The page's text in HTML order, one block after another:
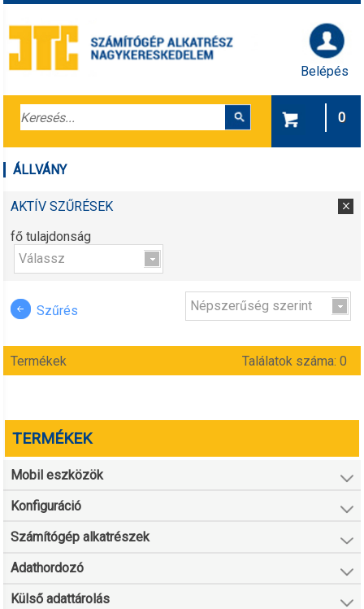
Belépés
0
ÁLLVÁNY
AKTÍV SZŰRÉSEK
fő tulajdonság
Válassz
Szűrés Népszerűség szerint
Termékek Találatok száma: 0
TERMÉKEK
Mobil eszközök
Konfiguráció
Számítógép alkatrészek
Adathordozó
Külső adattárolás